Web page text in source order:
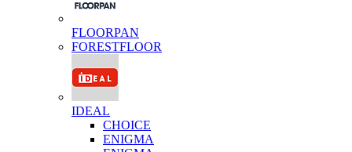
FLOORPAN
FORESTFLOOR
IDEAL
CHOICE
ENIGMA